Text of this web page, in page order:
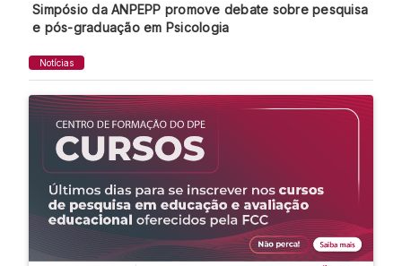
Simpósio da ANPEPP promove debate sobre pesquisa
e pós-graduação em Psicologia
Notícias